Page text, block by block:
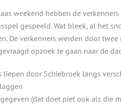
weekend hebben de
gespeeld. Wat bleek, al het
De verkenners werden door
opzoek te gaan naar de
liepen door Schiebroek langs
(dat doet piet ook als die